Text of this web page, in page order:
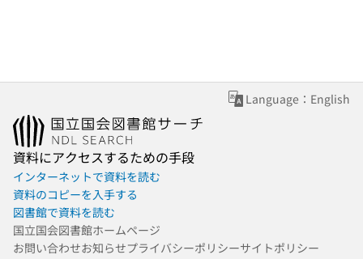
Language：English
資料にアクセスするための手段
インターネットで資料を読む
資料のコピーを入手する
図書館で資料を読む
国立国会図書館ホームページ
お問い合わせお知らせプライバシーポリシーサイトポリシー